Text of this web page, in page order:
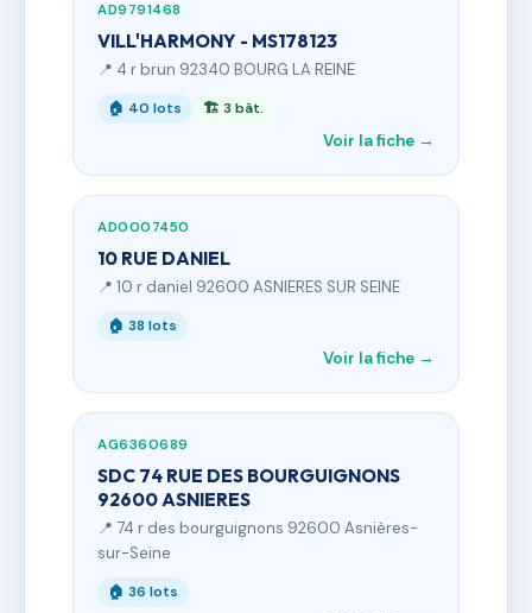
AD9791468
VILL'HARMONY - MS178123
📍 4 r brun 92340 BOURG LA REINE
🏠 40 lots 🏗 3 bât.
Voir la fiche →
AD0007450
10 RUE DANIEL
📍 10 r daniel 92600 ASNIERES SUR SEINE
🏠 38 lots
Voir la fiche →
AG6360689
SDC 74 RUE DES BOURGUIGNONS
92600 ASNIERES
📍 74 r des bourguignons 92600 Asnières-
sur-Seine
🏠 36 lots